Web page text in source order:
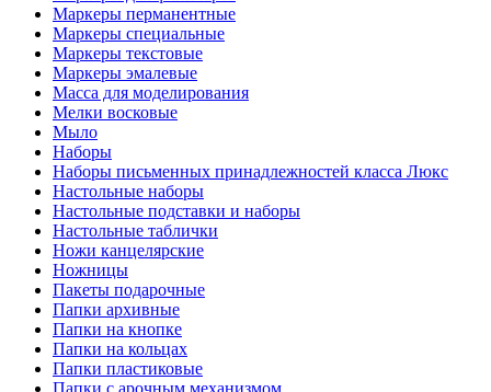
Маркеры перманентные
Маркеры специальные
Маркеры текстовые
Маркеры эмалевые
Масса для моделирования
Мелки восковые
Мыло
Наборы
Наборы письменных принадлежностей класса Люкс
Настольные наборы
Настольные подставки и наборы
Настольные таблички
Ножи канцелярские
Ножницы
Пакеты подарочные
Папки архивные
Папки на кнопке
Папки на кольцах
Папки пластиковые
Папки с арочным механизмом